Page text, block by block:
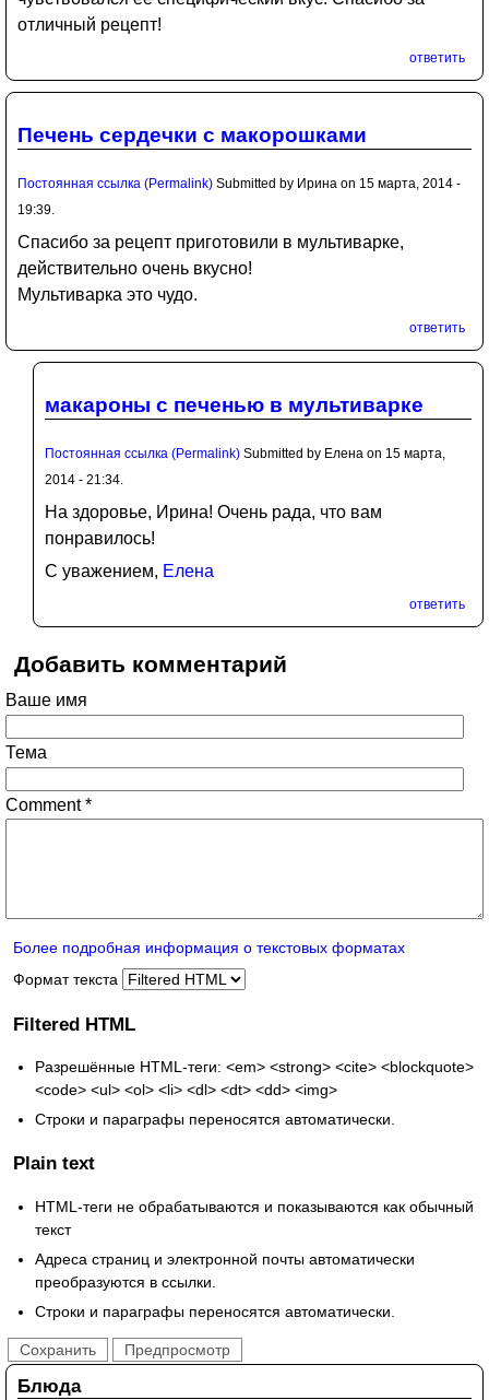
отличный рецепт!
ответить
Печень сердечки с макорошками
Постоянная ссылка (Permalink) Submitted by Ирина on 15 марта, 2014 -
19:39.
Спасибо за рецепт приготовили в мультиварке,
действительно очень вкусно!
Мультиварка это чудо.
ответить
макароны с печенью в мультиварке
Постоянная ссылка (Permalink) Submitted by Елена on 15 марта,
2014 - 21:34.
На здоровье, Ирина! Очень рада, что вам
понравилось!
С уважением, Елена
ответить
Добавить комментарий
Ваше имя
Тема
Comment*
Более подробная информация о текстовых форматах
Формат текста
Filtered HTML
Разрешённые HTML-теги: <em> <strong> <cite> <blockquote>
<code> <ul> <ol> <li> <dl> <dt> <dd> <img>
Строки и параграфы переносятся автоматически.
Plain text
HTML-теги не обрабатываются и показываются как обычный
текст
Адреса страниц и электронной почты автоматически
преобразуются в ссылки.
Строки и параграфы переносятся автоматически.
Блюда